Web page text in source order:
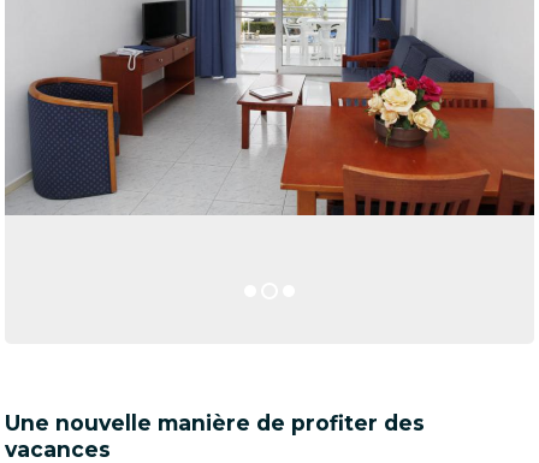
Une nouvelle manière de profiter des
vacances